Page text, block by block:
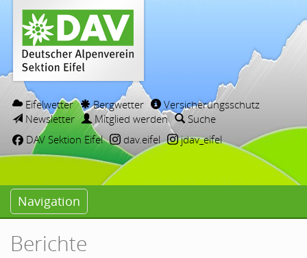
Eifelwetter Bergwetter
Versicherungsschutz
Newsletter
Mitglied werden
Suche
DAV Sektion Eifel
dav.eifel jdav_eifel
Navigation
Berichte